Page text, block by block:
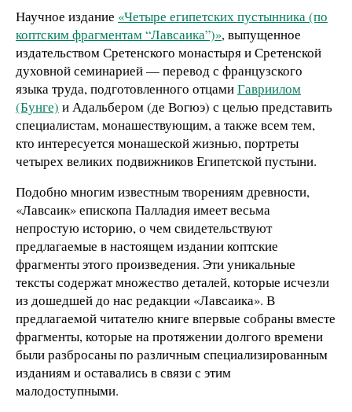
Научное издание «Четыре египетских пустынника (по
коптским фрагментам “Лавсаика”)», выпущенное
издательством Сретенского монастыря и Сретенской
духовной семинарией — перевод с французского
языка труда, подготовленного отцамиГавриилом
(Бунге) и Адальбером (де Вогюэ) с целью представить
специалистам, монашествующим, а также всем тем,
кто интересуется монашеской жизнью, портреты
четырех великих подвижников Египетской пустыни.
Подобно многим известным творениям древности,
«Лавсаик» епископа Палладия имеет весьма
непростую историю, о чем свидетельствуют
предлагаемые в настоящем издании коптские
фрагменты этого произведения. Эти уникальные
тексты содержат множество деталей, которые исчезли
из дошедшей до нас редакции «Лавсаика». В
предлагаемой читателю книге впервые собраны вместе
фрагменты, которые на протяжении долгого времени
были разбросаны по различным специализированным
изданиям и оставались в связи с этим
малодоступными.